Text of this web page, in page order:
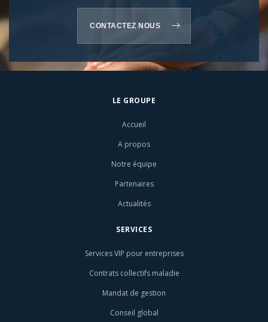
CONTACTEZ NOUS
LE GROUPE
Accueil
A propos
Notre équipe
Partenaires
Actualités
SERVICES
Services VIP pour entreprises
Contrats collectifs maladie
Mandat de gestion
Conseil global